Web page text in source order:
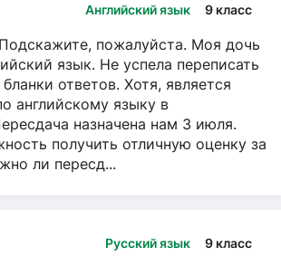
Английский язык 9 класс
пожалуйста. Моя дочь
язык. Не успела переписать
ответов. Хотя, является
английскому языку в
назначена нам 3 июля.
получить отличную оценку за
ли пересд...
Русский язык 9 класс